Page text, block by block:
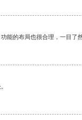
能的布局也很合理，一目了然